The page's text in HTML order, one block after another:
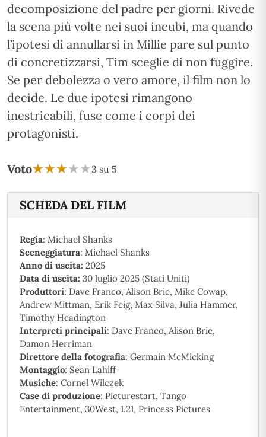
decomposizione del padre per giorni. Rivede
la scena più volte nei suoi incubi, ma quando
l’ipotesi di annullarsi in Millie pare sul punto
di concretizzarsi, Tim sceglie di non fuggire.
Se per debolezza o vero amore, il film non lo
decide. Le due ipotesi rimangono
inestricabili, fuse come i corpi dei
protagonisti.
Voto★
★★
★★
★★
★★
★3 su 5
SCHEDA DEL FILM
Regia: Michael Shanks
Sceneggiatura: Michael Shanks
Anno di uscita: 2025
Data di uscita: 30 luglio 2025 (Stati Uniti)
Produttori: Dave Franco, Alison Brie, Mike Cowap,
Andrew Mittman, Erik Feig, Max Silva, Julia Hammer,
Timothy Headington
Interpreti principali: Dave Franco, Alison Brie,
Damon Herriman
Direttore della fotografia: Germain McMicking
Montaggio: Sean Lahiff
Musiche: Cornel Wilczek
Case di produzione: Picturestart, Tango
Entertainment, 30West, 1.21, Princess Pictures